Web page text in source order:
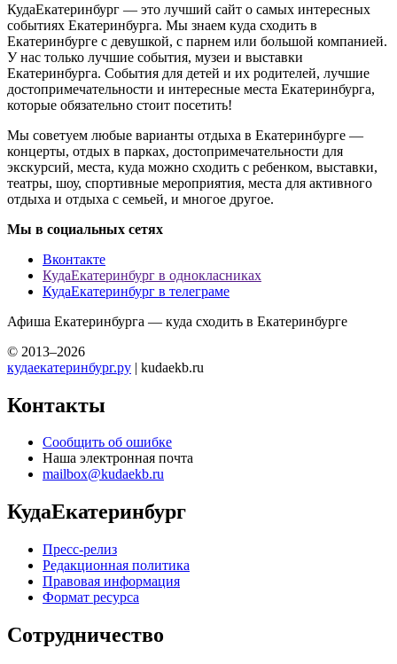
КудаЕкатеринбург — это лучший сайт о самых интересных
событиях Екатеринбурга. Мы знаем куда сходить в
Екатеринбурге с девушкой, с парнем или большой компанией.
У нас только лучшие события, музеи и выставки
Екатеринбурга. События для детей и их родителей, лучшие
достопримечательности и интересные места Екатеринбурга,
которые обязательно стоит посетить!
Мы советуем любые варианты отдыха в Екатеринбурге —
концерты, отдых в парках, достопримечательности для
экскурсий, места, куда можно сходить с ребенком, выставки,
театры, шоу, спортивные мероприятия, места для активного
отдыха и отдыха с семьей, и многое другое.
Мы в социальных сетях
Вконтакте
КудаЕкатеринбург в однокласниках
КудаЕкатеринбург в телеграме
Афиша Екатеринбурга — куда сходить в Екатеринбурге
© 2013–2026
кудаекатеринбург.ру | kudaekb.ru
Контакты
Сообщить об ошибке
Наша электронная почта
mailbox@kudaekb.ru
КудаЕкатеринбург
Пресс-релиз
Редакционная политика
Правовая информация
Формат ресурса
Сотрудничество